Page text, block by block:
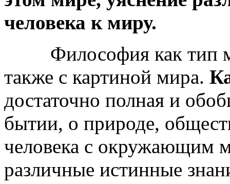
человека к миру.
Философия как тип
также с картиной мира.
достаточно полная и
бытии, о природе,
человека с окружающим
различные истинные